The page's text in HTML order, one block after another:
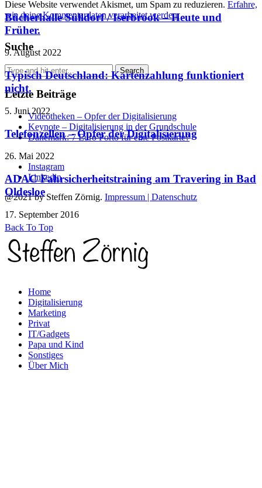
Bücherhalle Sülldorf / Iserbrook – Heute und
Früher.
9. August 2022
Typisch Deutschland: Kartenzahlung funktioniert
nicht.
5. Juni 2022
Telefonzellen – Opfer der Digitalisierung
26. Mai 2022
ADAC Fahrsicherheitstraining am Travering in Bad
Oldesloe
17. September 2016
Diese Website verwendet Akismet, um Spam zu reduzieren. Erfahre,
wie deine Kommentardaten verarbeitet werden.
Suche
Letzte Beiträge
Videotheken – Opfer der Digitalisierung
Keynote – Digitalisierung in der Grundschule
Dänemark: 7 Euro Porto für eine Postkarte?
Instagram
Linkedin
@2021 by Steffen Zörnig. Impressum | Datenschutz
Back To Top
Home
Digitalisierung
Marketing
Privat
IT/Gadgets
Papa und Kind
Sonstiges
Über Mich